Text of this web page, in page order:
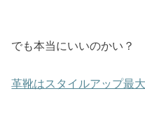
でも本当にいいのかい？
革靴はスタイルアップ最